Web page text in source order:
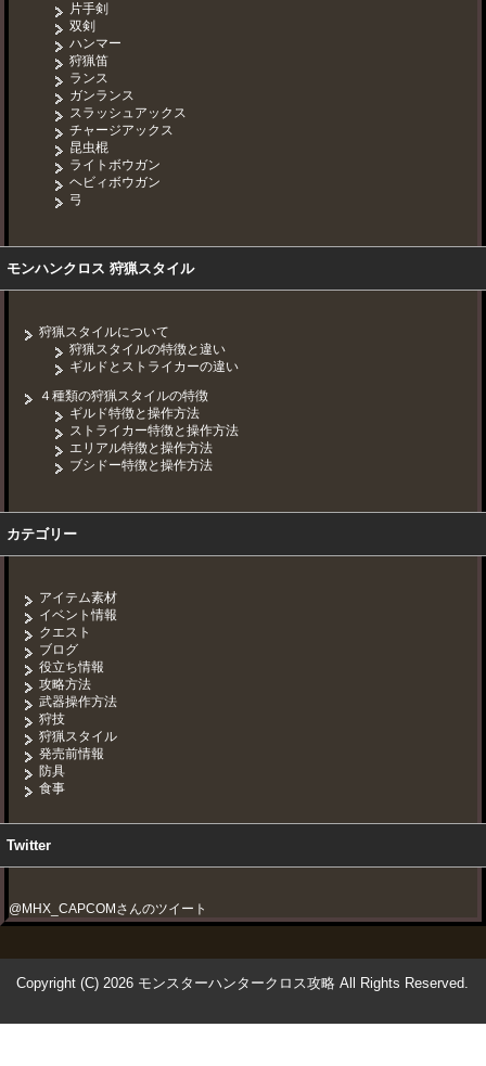
片手剣
双剣
ハンマー
狩猟笛
ランス
ガンランス
スラッシュアックス
チャージアックス
昆虫棍
ライトボウガン
ヘビィボウガン
弓
モンハンクロス 狩猟スタイル
狩猟スタイルについて
狩猟スタイルの特徴と違い
ギルドとストライカーの違い
４種類の狩猟スタイルの特徴
ギルド特徴と操作方法
ストライカー特徴と操作方法
エリアル特徴と操作方法
ブシドー特徴と操作方法
カテゴリー
アイテム素材
イベント情報
クエスト
ブログ
役立ち情報
攻略方法
武器操作方法
狩技
狩猟スタイル
発売前情報
防具
食事
Twitter
@MHX_CAPCOMさんのツイート
Copyright (C) 2026 モンスターハンタークロス攻略 All Rights Reserved.